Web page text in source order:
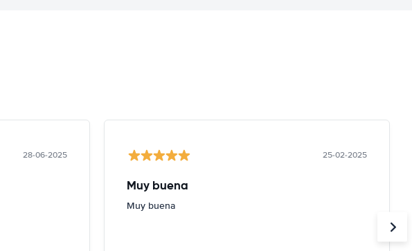
28-06-2025 25-02-2025
Muy buena
Muy buena